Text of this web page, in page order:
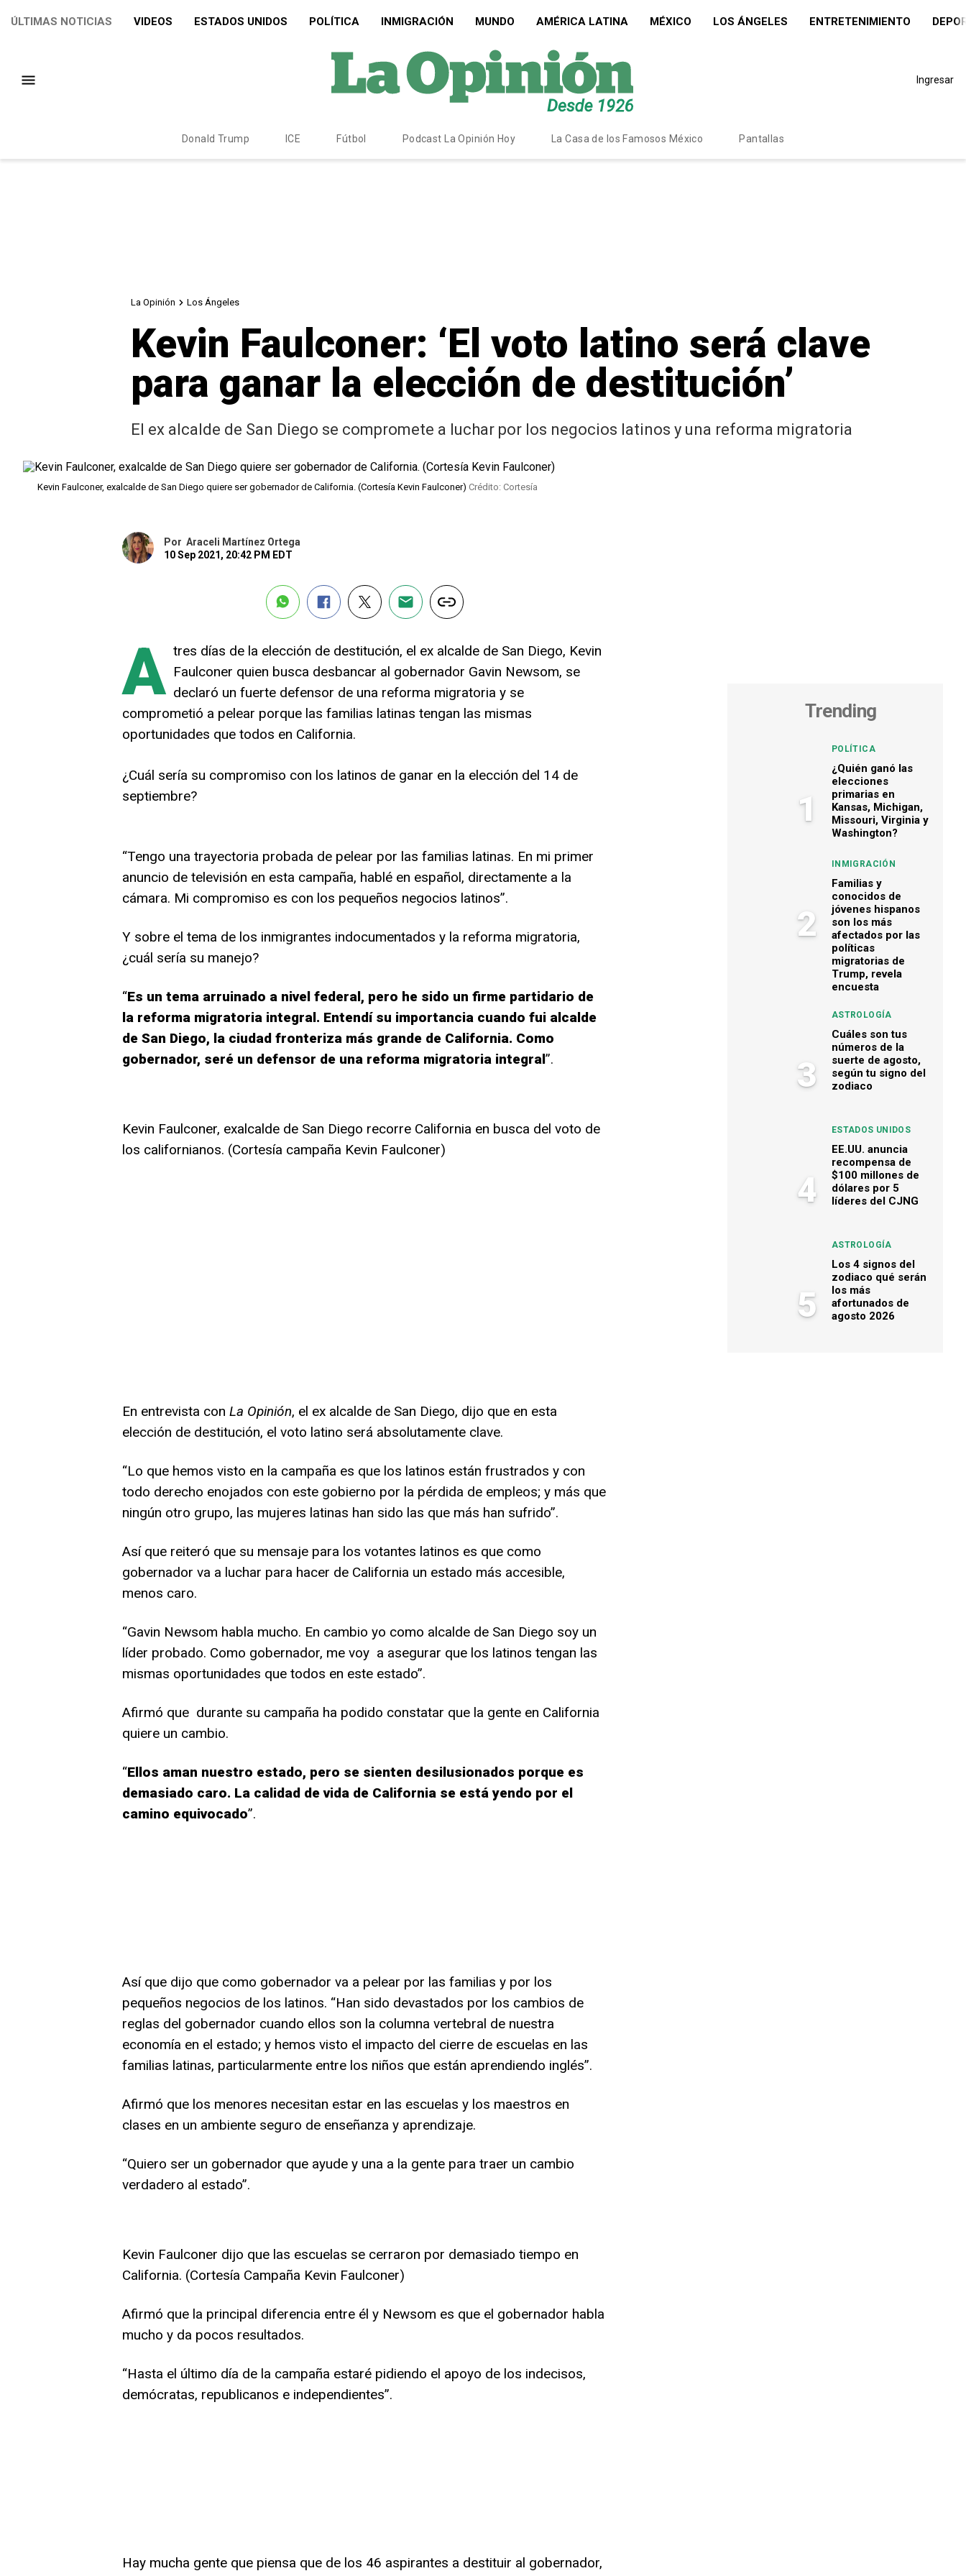
ÚLTIMAS NOTICIAS VIDEOS ESTADOS UNIDOS POLÍTICA INMIGRACIÓN MUNDO AMÉRICA LATINA MÉXICO LOS ÁNGELES ENTRETENIMIENTO
Ingresar
Donald Trump ICE Fútbol Podcast La Opinión Hoy La Casa de los Famosos México Pantallas
La Opinión Los Ángeles
Kevin Faulconer: ‘El voto latino será clave
para ganar la elección de destitución’
El ex alcalde de San Diego se compromete a luchar por los negocios latinos y una reforma migratoria
Kevin Faulconer, exalcalde de San Diego quiere ser gobernador de California. (Cortesía Kevin Faulconer) Crédito: Cortesía
Por Araceli Martínez Ortega
10 Sep 2021, 20:42 PM EDT
A tres días de la elección de destitución, el ex alcalde de San Diego, Kevin
Faulconer quien busca desbancar al gobernador Gavin Newsom, se
declaró un fuerte defensor de una reforma migratoria y se
comprometió a pelear porque las familias latinas tengan las mismas
oportunidades que todos en California.
¿Cuál sería su compromiso con los latinos de ganar en la elección del 14 de
septiembre?
“Tengo una trayectoria probada de pelear por las familias latinas. En mi primer
anuncio de televisión en esta campaña, hablé en español, directamente a la
cámara. Mi compromiso es con los pequeños negocios latinos”.
Y sobre el tema de los inmigrantes indocumentados y la reforma migratoria,
¿cuál sería su manejo?
“Es un tema arruinado a nivel federal, pero he sido un firme partidario de
la reforma migratoria integral. Entendí su importancia cuando fui alcalde
de San Diego, la ciudad fronteriza más grande de California. Como
gobernador, seré un defensor de una reforma migratoria integral”.
Kevin Faulconer, exalcalde de San Diego recorre California en busca del voto de
los californianos. (Cortesía campaña Kevin Faulconer)
En entrevista con La Opinión, el ex alcalde de San Diego, dijo que en esta
elección de destitución, el voto latino será absolutamente clave.
“Lo que hemos visto en la campaña es que los latinos están frustrados y con
todo derecho enojados con este gobierno por la pérdida de empleos; y más que
ningún otro grupo, las mujeres latinas han sido las que más han sufrido”.
Así que reiteró que su mensaje para los votantes latinos es que como
gobernador va a luchar para hacer de California un estado más accesible,
menos caro.
“Gavin Newsom habla mucho. En cambio yo como alcalde de San Diego soy un
líder probado. Como gobernador, me voy a asegurar que los latinos tengan las
mismas oportunidades que todos en este estado”.
Afirmó que durante su campaña ha podido constatar que la gente en California
quiere un cambio.
“Ellos aman nuestro estado, pero se sienten desilusionados porque es
demasiado caro. La calidad de vida de California se está yendo por el
camino equivocado”.
Así que dijo que como gobernador va a pelear por las familias y por los
pequeños negocios de los latinos. “Han sido devastados por los cambios de
reglas del gobernador cuando ellos son la columna vertebral de nuestra
economía en el estado; y hemos visto el impacto del cierre de escuelas en las
familias latinas, particularmente entre los niños que están aprendiendo inglés”.
Afirmó que los menores necesitan estar en las escuelas y los maestros en
clases en un ambiente seguro de enseñanza y aprendizaje.
“Quiero ser un gobernador que ayude y una a la gente para traer un cambio
verdadero al estado”.
Kevin Faulconer dijo que las escuelas se cerraron por demasiado tiempo en
California. (Cortesía Campaña Kevin Faulconer)
Afirmó que la principal diferencia entre él y Newsom es que el gobernador habla
mucho y da pocos resultados.
“Hasta el último día de la campaña estaré pidiendo el apoyo de los indecisos,
demócratas, republicanos e independientes”.
Hay mucha gente que piensa que de los 46 aspirantes a destituir al gobernador,
Trending
1
POLÍTICA
¿Quién ganó las
elecciones
primarias en
Kansas, Michigan,
Missouri, Virginia y
Washington?
2
INMIGRACIÓN
Familias y
conocidos de
jóvenes hispanos
son los más
afectados por las
políticas
migratorias de
Trump, revela
encuesta
3
ASTROLOGÍA
Cuáles son tus
números de la
suerte de agosto,
según tu signo del
zodiaco
4
ESTADOS UNIDOS
EE.UU. anuncia
recompensa de
$100 millones de
dólares por 5
líderes del CJNG
5
ASTROLOGÍA
Los 4 signos del
zodiaco qué serán
los más
afortunados de
agosto 2026